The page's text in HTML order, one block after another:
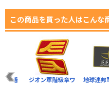
この商品を買った人はこんな
地球連邦
脱着
ジオン軍階級章ワ